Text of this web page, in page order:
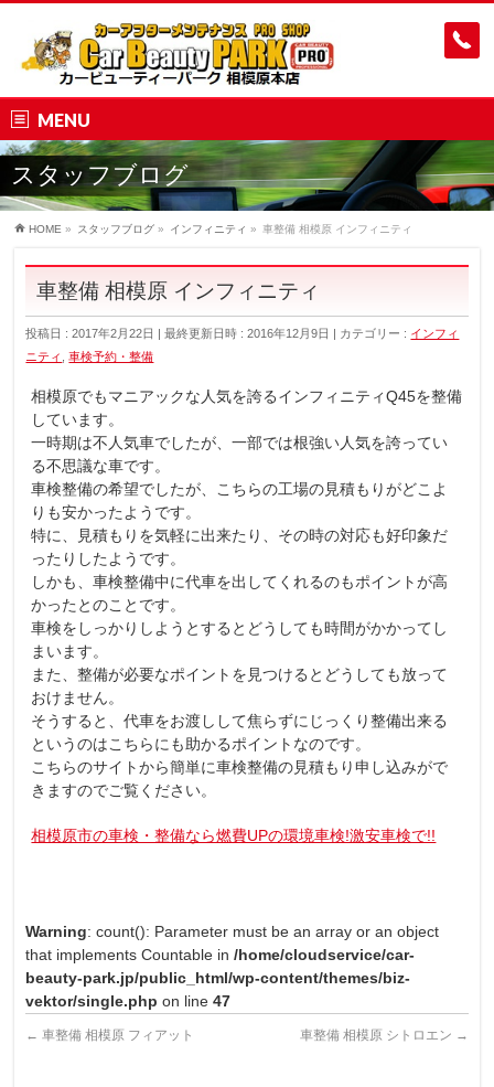
MENU
スタッフブログ
HOME » スタッフブログ » インフィニティ » 車整備 相模原 インフィニティ
車整備 相模原 インフィニティ
投稿日 : 2017年2月22日 最終更新日時 : 2016年12月9日 カテゴリー : インフィ
ニティ
,車検予約・整備
相模原でもマニアックな人気を誇るインフィニティQ45を整備
しています。
一時期は不人気車でしたが、一部では根強い人気を誇ってい
る不思議な車です。
車検整備の希望でしたが、こちらの工場の見積もりがどこよ
りも安かったようです。
特に、見積もりを気軽に出来たり、その時の対応も好印象だ
ったりしたようです。
しかも、車検整備中に代車を出してくれるのもポイントが高
かったとのことです。
車検をしっかりしようとするとどうしても時間がかかってし
まいます。
また、整備が必要なポイントを見つけるとどうしても放って
おけません。
そうすると、代車をお渡しして焦らずにじっくり整備出来る
というのはこちらにも助かるポイントなのです。
こちらのサイトから簡単に車検整備の見積もり申し込みがで
きますのでご覧ください。
相模原市の車検・整備なら燃費UPの環境車検!激安車検で!!
Warning: count(): Parameter must be an array or an object
that implements Countable in/home/cloudservice/car-
beauty-park.jp/public_html/wp-content/themes/biz-
vektor/single.php on line47
← 車整備 相模原 フィアット 車整備 相模原 シトロエン →